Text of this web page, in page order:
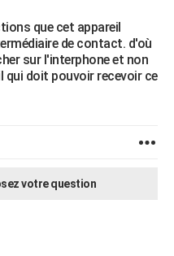
que cet appareil
de contact. d'où
sur l'interphone et non
qui doit pouvoir recevoir ce
votre question